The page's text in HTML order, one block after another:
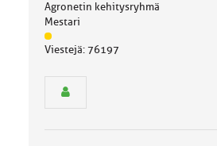
Agronetin kehitysryhmä
Mestari
J
ä
Viestejä: 76197